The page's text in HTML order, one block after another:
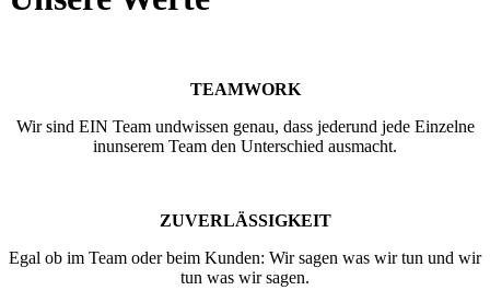
TEAMWORK
Wir sind EIN Team undwissen genau, dass jederund jede Einzelne
inunserem Team den Unterschied ausmacht.
ZUVERLÄSSIGKEIT
Egal ob im Team oder beim Kunden: Wir sagen was wir tun und wir
tun was wir sagen.